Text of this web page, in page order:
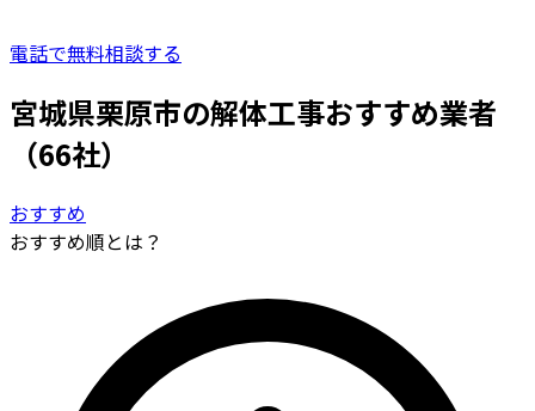
電話で無料相談する
宮城県栗原市の解体工事おすすめ業者
（66社）
おすすめ
おすすめ順とは？